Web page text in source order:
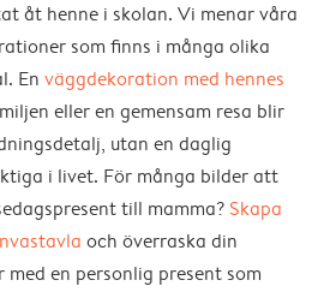
åt henne i skolan. Vi menar våra
som finns i många olika
En väggdekoration med hennes
eller en gemensam resa blir
utan en daglig
i livet. För många bilder att
till mamma? Skapa
och överraska din
med en personlig present som